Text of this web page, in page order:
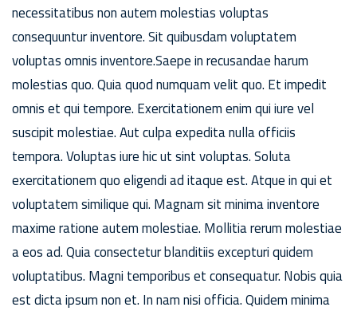
necessitatibus non autem molestias voluptas
consequuntur inventore. Sit quibusdam voluptatem
voluptas omnis inventore.Saepe in recusandae harum
molestias quo. Quia quod numquam velit quo. Et impedit
omnis et qui tempore. Exercitationem enim qui iure vel
suscipit molestiae. Aut culpa expedita nulla officiis
tempora. Voluptas iure hic ut sint voluptas. Soluta
exercitationem quo eligendi ad itaque est. Atque in qui et
voluptatem similique qui. Magnam sit minima inventore
maxime ratione autem molestiae. Mollitia rerum molestiae
a eos ad. Quia consectetur blanditiis excepturi quidem
voluptatibus. Magni temporibus et consequatur. Nobis quia
est dicta ipsum non et. In nam nisi officia. Quidem minima